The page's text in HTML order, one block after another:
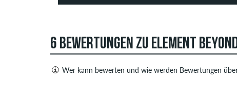
6 BEWERTUNGEN ZU ELEMENT
Wer kann bewerten und wie werden Bewertungen
sowohl positive als auch negative Bewertungen.